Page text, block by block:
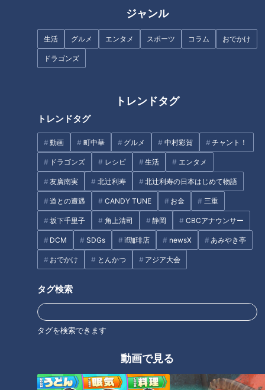
ジャンル
生活 グルメ エンタメ スポーツ コラム おでかけ
ドラゴンズ
トレンドタグ
トレンドタグ
動画 町中華 グルメ 中村彩賀 チャント！
ドラゴンズ レシピ 生活 エンタメ
友廣南実 北辻利寿 北辻利寿の日本はじめて物語
道との遭遇 CANDY TUNE お金 三重
坂下千里子 角上清司 静岡 CBCアナウンサー
DCM SDGs if珈琲店 newsX あみやき亭
おでかけ とんかつ アジア大会
タグ検索
タグを検索できます
動画で見る
名古屋の都心を車体の超長いバ
スが走った！新交通システム
「SRT」試乗記
激安！工場直売所セールSP【太
田×石井のデララバ】
300円でパン食べ放題も！？岐
阜のおすすめ激安モーニング３
店を紹介！
550円で豪華なモーニングが食
べられる！？ 岐阜県土岐市のお
値打ちグルメ＆施設をご紹介
エンタメ デララバ モーニング
オススメ関連コンテンツ
パン7種類がサービス！？まさ
激安＆食べ放題も！？ モーニン